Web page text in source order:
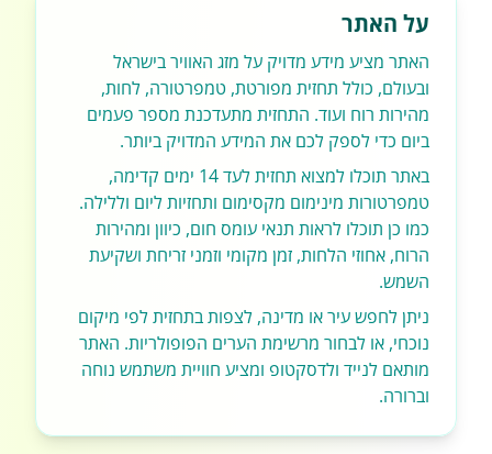
על האתר
האתר מציע מידע מדויק על מזג האוויר בישראל
ובעולם, כולל תחזית מפורטת, טמפרטורה, לחות,
מהירות רוח ועוד. התחזית מתעדכנת מספר פעמים
ביום כדי לספק לכם את המידע המדויק ביותר.
באתר תוכלו למצוא תחזית לעד 14 ימים קדימה,
טמפרטורות מינימום מקסימום ותחזיות ליום וללילה.
כמו כן תוכלו לראות תנאי עומס חום, כיוון ומהירות
הרוח, אחוזי הלחות, זמן מקומי וזמני זריחת ושקיעת
השמש.
ניתן לחפש עיר או מדינה, לצפות בתחזית לפי מיקום
נוכחי, או לבחור מרשימת הערים הפופולריות. האתר
מותאם לנייד ולדסקטופ ומציע חוויית משתמש נוחה
וברורה.